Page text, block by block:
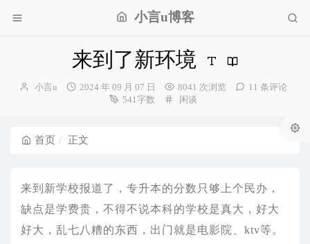
小言u博客
来到了新环境
博
小言u
发
2024 年 09 月 07 日 8041 次浏览
11 条评论
541字数
分
闲谈
首页 正文
来到新学校报道了，专升本的分数只够上个民办，
缺点是学费贵，不得不说本科的学校是真大，好大
好大，乱七八糟的东西，出门就是电影院、ktv等。